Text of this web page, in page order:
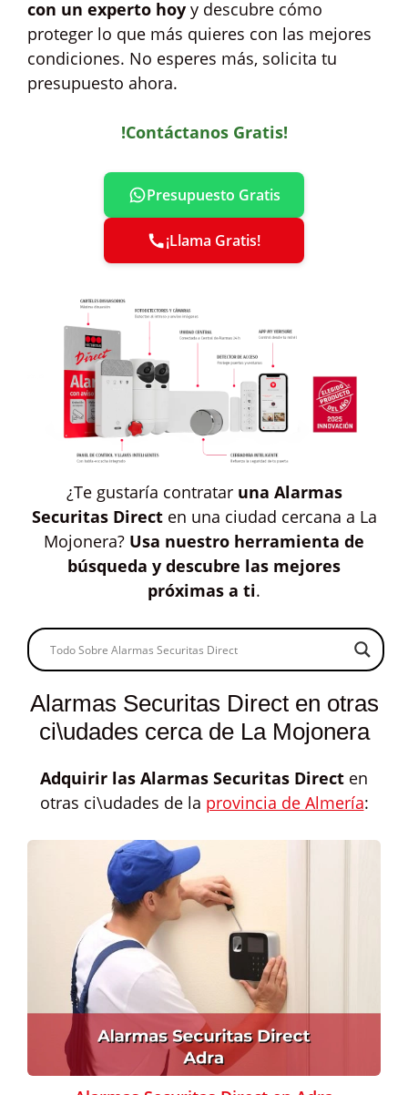
con un experto hoy y descubre cómo
proteger lo que más quieres con las mejores
condiciones. No esperes más, solicita tu
presupuesto ahora.
!Contáctanos Gratis!
Presupuesto Gratis
¡Llama Gratis!
¿Te gustaría contratar una Alarmas
Securitas Directen una ciudad cercana a La
Mojonera? Usa nuestro herramienta de
búsqueda y descubre las mejores
próximas a ti.
Alarmas Securitas Direct en otras
ci\udades cerca de La Mojonera
Adquirir las Alarmas Securitas Direct en
otras ci\udades de la provincia de Almería: